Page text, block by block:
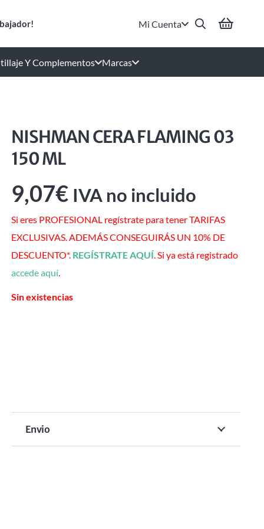
Mi Cuenta
Y Complementos Marcas
NISHMAN CERA FLAMING 03
150 ML
9,07€ IVA no incluido
Si eres PROFESIONAL regístrate para tener TARIFAS
EXCLUSIVAS. ADEMÁS CONSEGUIRÁS UN 10% DE
DESCUENTO*. REGÍSTRATE AQUÍ. Si ya está registrado
accede aquí.
Sin existencias
Envio